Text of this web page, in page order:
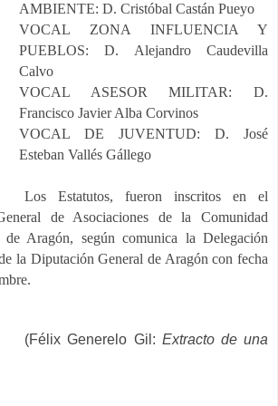
AMBIENTE: D. Cristóbal Castán Pueyo
VOCAL ZONA INFLUENCIA Y
PUEBLOS: D. Alejandro Caudevilla
Calvo
VOCAL ASESOR MILITAR: D.
Francisco Javier Alba Corvinos
VOCAL DE JUVENTUD: D. José
Esteban Vallés Gállego
Los Estatutos, fueron inscri­tos en el
de Asociaciones de la Comunidad
de Aragón, según comunica la Delegación
la Diputación General de Aragón con fe­cha
(Félix Generelo Gil: Extracto de una